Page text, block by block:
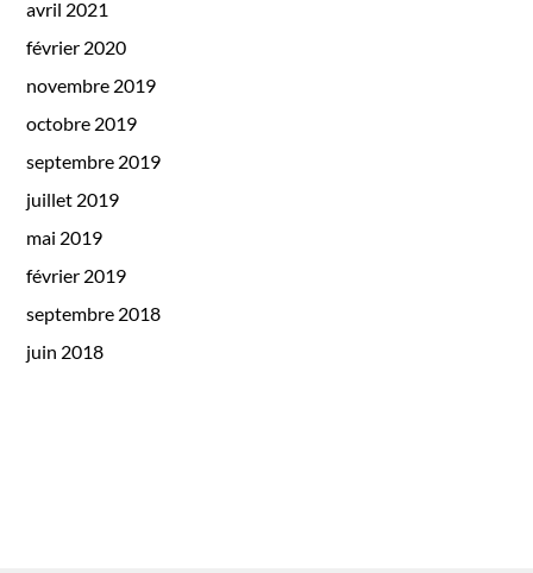
avril 2021
février 2020
novembre 2019
octobre 2019
septembre 2019
juillet 2019
mai 2019
février 2019
septembre 2018
juin 2018